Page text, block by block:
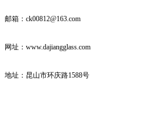
邮箱：ck00812@163.com
网址：www.dajiangglass.com
地址：昆山市环庆路1588号